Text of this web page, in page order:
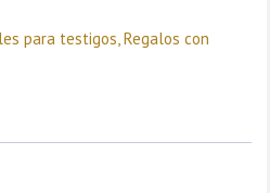
para testigos,Regalos con